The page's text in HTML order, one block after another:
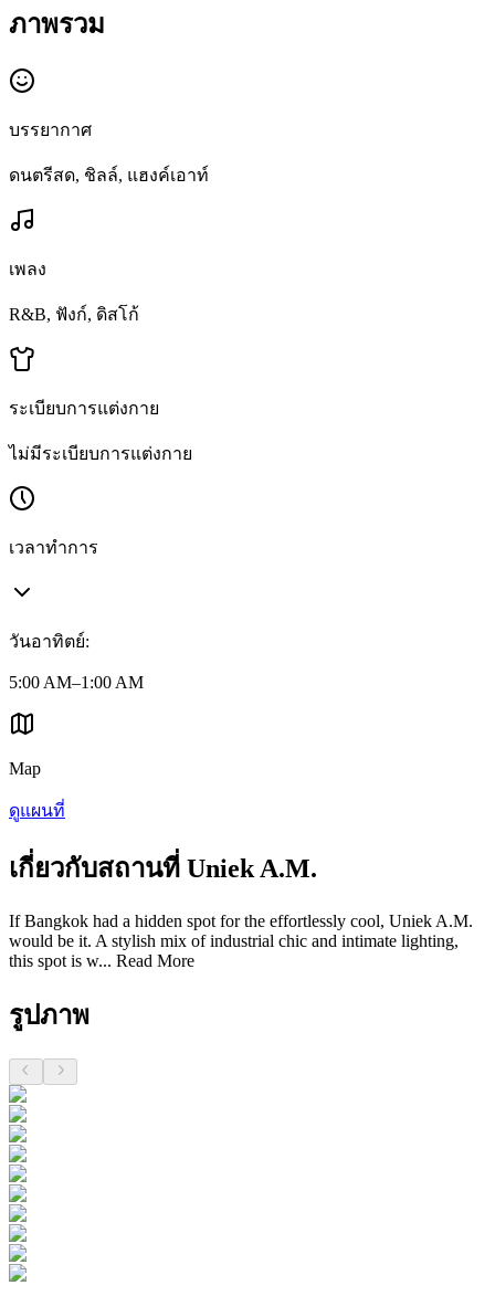
ภาพรวม
บรรยากาศ
ดนตรีสด, ชิลล์, แฮงค์เอาท์
เพลง
R&B, ฟังก์, ดิสโก้
ระเบียบการแต่งกาย
ไม่มีระเบียบการแต่งกาย
เวลาทำการ
วันอาทิตย์:
5:00 AM–1:00 AM
Map
ดูแผนที่
เกี่ยวกับสถานที่ Uniek A.M.
If Bangkok had a hidden spot for the effortlessly cool, Uniek A.M.
would be it. A stylish mix of industrial chic and intimate lighting,
this spot is w... Read More
รูปภาพ